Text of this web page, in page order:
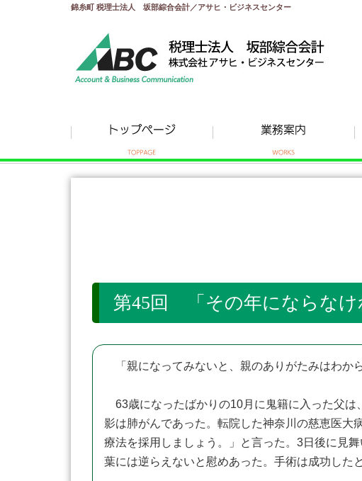
錦糸町 税理士法人 坂部綜合会計／アサヒ・ビジネスセンター
第45回 「その年にならな
「親になってみないと、親のありがたみはわか
63歳になったばかりの10月に鬼籍に入った父は
影は肺がんであった。転院した神奈川の慈恵医大
療法を採用しましょう。」と言った。3日後に見
葉には逆らえないと慰めあった。手術は成功した